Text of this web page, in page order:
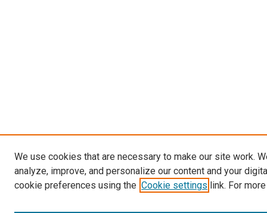
We use cookies that are necessary to make our site work.
analyze, improve, and personalize our content and your
cookie preferences using the Cookie settings link. For